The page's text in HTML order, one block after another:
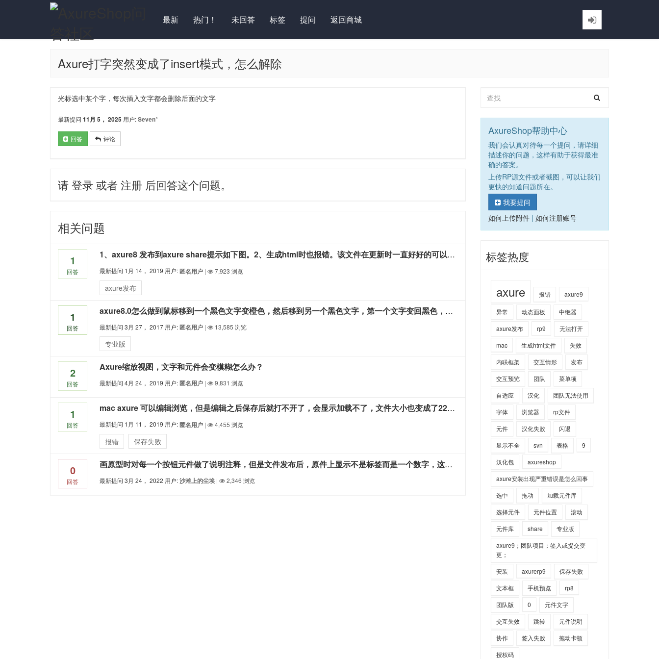
最新 热门！ 未回答 标签 提问 返回商城
Axure打字突然变成了insert模式，怎么解除
光标选中某个字，每次插入文字都会删除后面的文字
最新提问 11月 5， 2025 用户:Seven°
回答 评论
请登录 或者 注册 后回答这个问题。
相关问题
1
回答
1、axure8 发布到axure share提示如下图。2、生成html时也报错。该文件在更新时一直好好的可以发布成功。突然出现了这个问题。帮忙解决下，谢谢
最新提问 1月 14， 2019 用户: 匿名用户 | 7,923 浏览
axure发布
1
回答
axure8.0怎么做到鼠标移到一个黑色文字变橙色，然后移到另一个黑色文字，第一个文字变回黑色，第二个变成橙色
最新提问 3月 27， 2017 用户: 匿名用户 | 13,585 浏览
专业版
2
回答
Axure缩放视图，文字和元件会变模糊怎么办？
最新提问 4月 24， 2019 用户: 匿名用户 | 9,831 浏览
1
回答
mac axure 可以编辑浏览，但是编辑之后保存后就打不开了，会显示加载不了，文件大小也变成了22字节，别人发来的rp文件可以打开，但是修改保存后又会变成加载不了
最新提问 1月 11， 2019 用户: 匿名用户 | 4,455 浏览
报错 保存失败
0
回答
画原型时对每一个按钮元件做了说明注释，但是文件发布后，原件上显示不是标签而是一个数字，这个数字开发点击是没有反应的，也就是说开发无法打开无法查看注释说明的内容，怎么解决？
最新提问 3月 24， 2022 用户: 沙滩上的尘埃 | 2,346 浏览
AxureShop帮助中心
我们会认真对待每一个提问，请详细
描述你的问题，这样有助于获得最准
确的答案。
上传RP源文件或者截图，可以让我们
更快的知道问题所在。
我要提问
如何上传附件| 如何注册账号
标签热度
axure 报错 axure9
异常 动态面板
中继器
axure发布
rp9
无法打开
mac
生成html文件
失效
内联框架
交互情形
发布
交互预览
团队
菜单项
自适应
汉化
团队无法使用
字体
浏览器
rp文件
元件
汉化失败
闪退
显示不全
svn 表格
9
汉化包
axureshop
axure安装出现严重错误是怎么回事
选中
拖动
加载元件库
选择元件
元件位置
滚动
元件库
share
专业版
axure9；团队项目；签入或提交变
更；
安装
axurerp9
保存失败
文本框
手机预览
rp8
团队版
0
元件文字
交互失效
跳转
元件说明
协作
签入失败
拖动卡顿
授权码